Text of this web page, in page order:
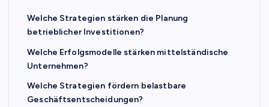
Welche Strategien stärken die Planung
betrieblicher Investitionen?
Welche Erfolgsmodelle stärken mittelständische
Unternehmen?
Welche Strategien fördern belastbare
Geschäftsentscheidungen?